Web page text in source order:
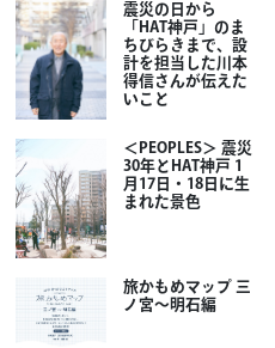
震災の日から
「HAT神戸」のま
ちびらきまで、設
計を担当した川本
得信さんが伝えた
いこと
＜PEOPLES＞ 震災
30年とHAT神戸 1
月17日・18日に生
まれた景色
旅かもめマップ 三
ノ宮〜明石編